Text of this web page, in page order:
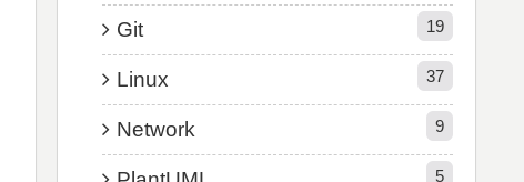
Git 19
Linux 37
Network 9
5